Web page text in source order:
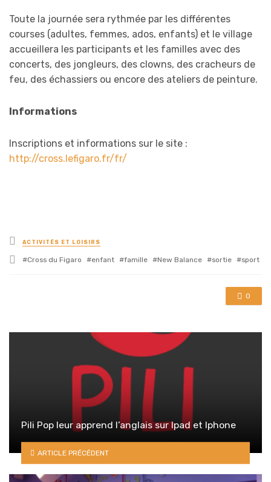
Toute la journée sera rythmée par les différentes
courses (adultes, femmes, ados, enfants) et le village
accueillera les participants et les familles avec des
concerts, des jongleurs, des clowns, des cracheurs de
feu, des échassiers ou encore des ateliers de peinture.
Informations
Inscriptions et informations sur le site :
http://cross.lefigaro.fr/fr/
Posted
in
ACTIVITÉS ET LOISIRS
Tagged
Cross du Figaro enfant famille New Balance sortie sport
0
Pili Pop leur apprend l’anglais sur Ipad et Iphone
ARTICLE PRÉCÉDENT